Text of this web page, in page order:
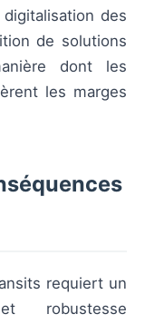
des
de solutions
dont les
les marges
requiert un
robustesse